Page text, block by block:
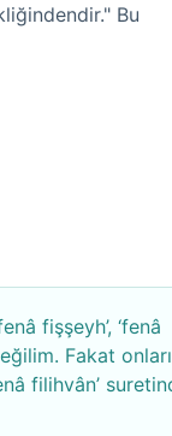
Bu
fişşeyh’, ‘fenâ
Fakat
filihvân’